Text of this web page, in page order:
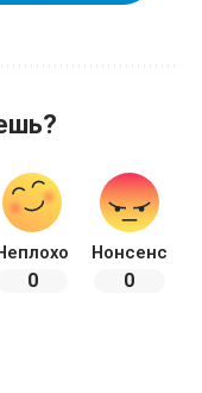
0
Нонсенс
0